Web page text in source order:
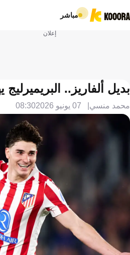
مباشر
إعلان
بديل ألفاريز..
محمد منسي 07 يونيو 2026 08:30